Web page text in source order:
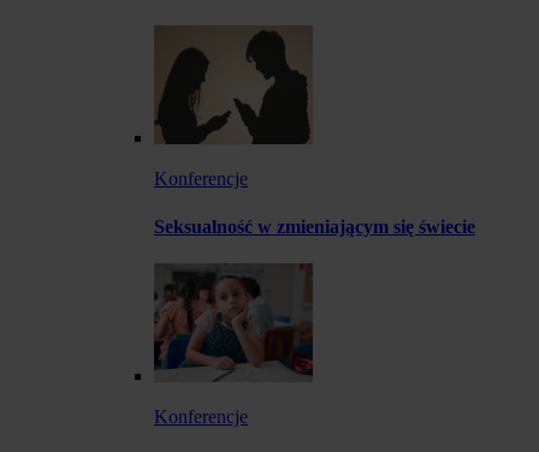
Konferencje
Seksualność w zmieniającym się świecie
Konferencje